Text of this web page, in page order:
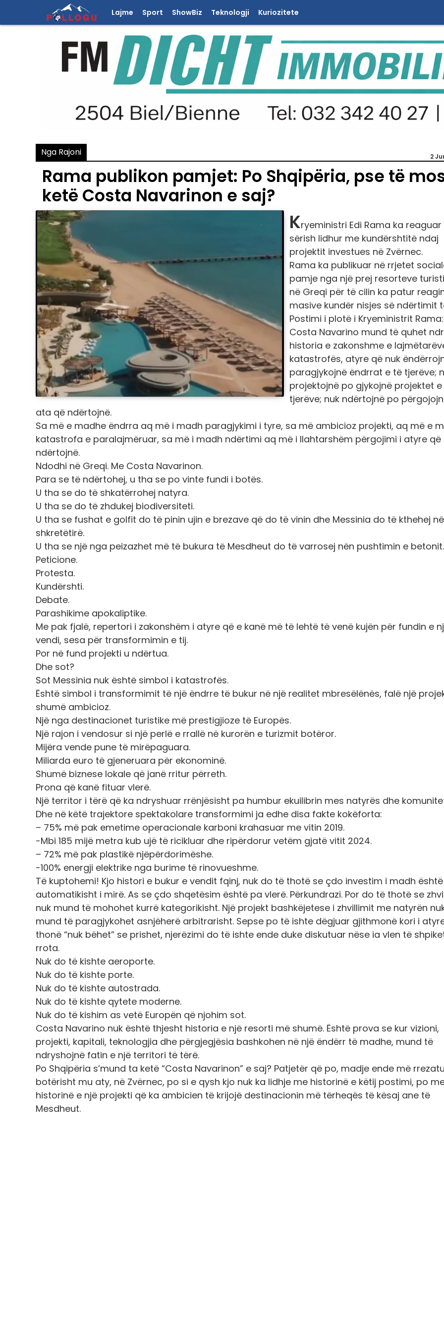
Lajme Sport ShowBiz Teknologji Kuriozitete
Nga Rajoni 2
Rama publikon pamjet: Po Shqipëria, pse të
ketë Costa Navarinon e saj?
Kryeministri Edi Rama ka
sërish lidhur me kundërshtitë ndaj
projektit investues në Zvërnec.
Rama ka publikuar në rrjetet
pamje nga një prej resorteve
në Greqi për të cilin ka patur
masive kundër nisjes së ndërtimit
Postimi i plotë i Kryeministrit Rama:
Costa Navarino mund të quhet
historia e zakonshme e
katastrofës, atyre që nuk
paragjykojnë ëndrrat e të tjerëve;
projektojnë po gjykojnë projektet
tjerëve; nuk ndërtojnë po
ata që ndërtojnë.
Sa më e madhe ëndrra aq më i madh paragjykimi i tyre, sa më ambicioz projekti, aq më e
katastrofa e paralajmëruar, sa më i madh ndërtimi aq më i llahtarshëm përgojimi i atyre që
ndërtojnë.
Ndodhi në Greqi. Me Costa Navarinon.
Para se të ndërtohej, u tha se po vinte fundi i botës.
U tha se do të shkatërrohej natyra.
U tha se do të zhdukej biodiversiteti.
U tha se fushat e golfit do të pinin ujin e brezave që do të vinin dhe Messinia do të kthehej në
shkretëtirë.
U tha se një nga peizazhet më të bukura të Mesdheut do të varrosej nën pushtimin e betonit.
Peticione.
Protesta.
Kundërshti.
Debate.
Parashikime apokaliptike.
Me pak fjalë, repertori i zakonshëm i atyre që e kanë më të lehtë të venë kujën për fundin e
vendi, sesa për transformimin e tij.
Por në fund projekti u ndërtua.
Dhe sot?
Sot Messinia nuk është simbol i katastrofës.
Është simbol i transformimit të një ëndrre të bukur në një realitet mbresëlënës, falë një
shumë ambicioz.
Një nga destinacionet turistike më prestigjioze të Europës.
Një rajon i vendosur si një perlë e rrallë në kurorën e turizmit botëror.
Mijëra vende pune të mirëpaguara.
Miliarda euro të gjeneruara për ekonominë.
Shumë biznese lokale që janë rritur përreth.
Prona që kanë fituar vlerë.
Një territor i tërë që ka ndryshuar rrënjësisht pa humbur ekuilibrin mes natyrës dhe
Dhe në këtë trajektore spektakolare transformimi ja edhe disa fakte kokëforta:
– 75% më pak emetime operacionale karboni krahasuar me vitin 2019.
-Mbi 185 mijë metra kub ujë të ricikluar dhe ripërdorur vetëm gjatë vitit 2024.
– 72% më pak plastikë njëpërdorimëshe.
-100% energji elektrike nga burime të rinovueshme.
Të kuptohemi! Kjo histori e bukur e vendit fqinj, nuk do të thotë se çdo investim i madh është
automatikisht i mirë. As se çdo shqetësim është pa vlerë. Përkundrazi. Por do të thotë se
nuk mund të mohohet kurrë kategorikisht. Një projekt bashkëjetese i zhvillimit me natyrën
mund të paragjykohet asnjëherë arbitrarisht. Sepse po të ishte dëgjuar gjithmonë kori i
thonë “nuk bëhet” se prishet, njerëzimi do të ishte ende duke diskutuar nëse ia vlen të
rrota.
Nuk do të kishte aeroporte.
Nuk do të kishte porte.
Nuk do të kishte autostrada.
Nuk do të kishte qytete moderne.
Nuk do të kishim as vetë Europën që njohim sot.
Costa Navarino nuk është thjesht historia e një resorti më shumë. Është prova se kur vizioni,
projekti, kapitali, teknologjia dhe përgjegjësia bashkohen në një ëndërr të madhe, mund të
ndryshojnë fatin e një territori të tërë.
Po Shqipëria s’mund ta ketë “Costa Navarinon” e saj? Patjetër që po, madje ende më
botërisht mu aty, në Zvërnec, po si e qysh kjo nuk ka lidhje me historinë e këtij postimi, po
historinë e një projekti që ka ambicien të krijojë destinacionin më tërheqës të kësaj ane të
Mesdheut.